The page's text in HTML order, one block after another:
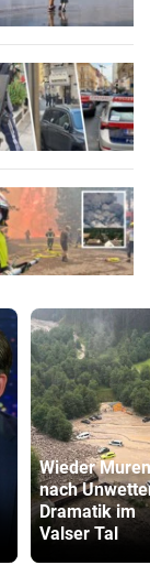
Wieder Muren
nach
Dramatik im
Valser Tal